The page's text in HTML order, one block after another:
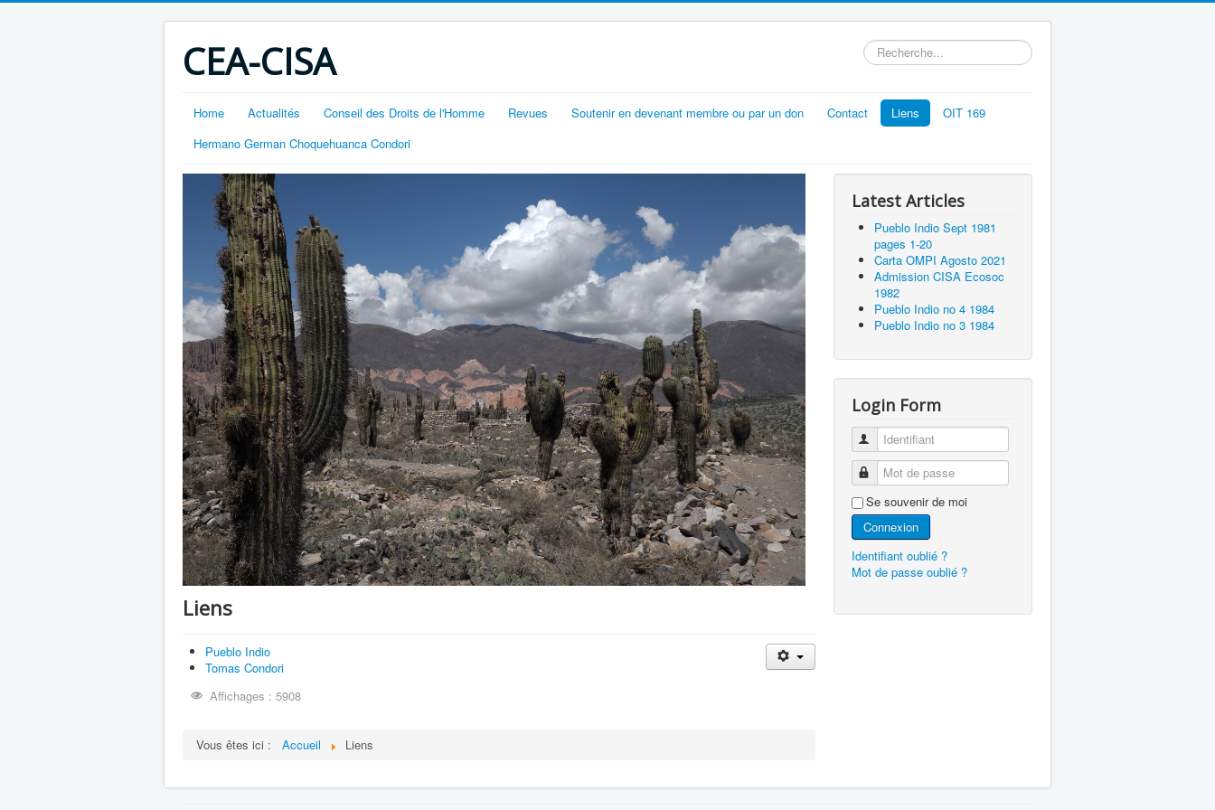
CEA-CISA Rechercher
Home Actualités Conseil des Droits de l'Homme Revues Soutenir en devenant membre ou par un don Contact Liens
OIT 169
Hermano German Choquehuanca Condori
Liens
Pueblo Indio
Tomas Condori
Affichages : 5908
Vous êtes ici : Accueil Liens
Latest Articles
Pueblo Indio Sept 1981
pages 1-20
Carta OMPI Agosto 2021
Admission CISA Ecosoc
1982
Pueblo Indio no 4 1984
Pueblo Indio no 3 1984
Login Form
Identifiant
Mot de passe
Se souvenir de moi
Connexion
Identifiant oublié ?
Mot de passe oublié ?